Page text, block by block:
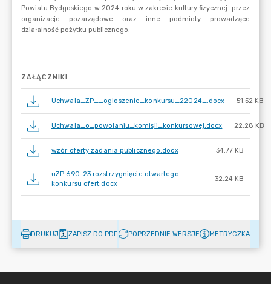
ZAŁĄCZNIKI
Uchwala_ZP__ogloszenie_konkursu_22024_.docx 51.52 KB
Uchwala_o_powolaniu_komisji_konkursowej.docx 22.28 KB
wzór oferty zadania publicznego.docx 34.77 KB
uZP 690-23 rozstrzygnięcie otwartego
konkursu ofert.docx
32.24 KB
DRUKUJ ZAPISZ DO PDF POPRZEDNIE WERSJE METRYCZKA